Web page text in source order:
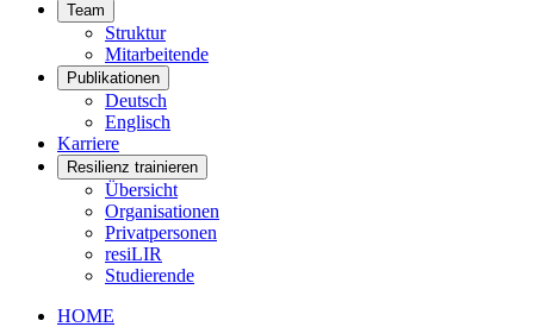
Team
Struktur
Mitarbeitende
Publikationen
Deutsch
Englisch
Karriere
Resilienz trainieren
Übersicht
Organisationen
Privatpersonen
resiLIR
Studierende
HOME